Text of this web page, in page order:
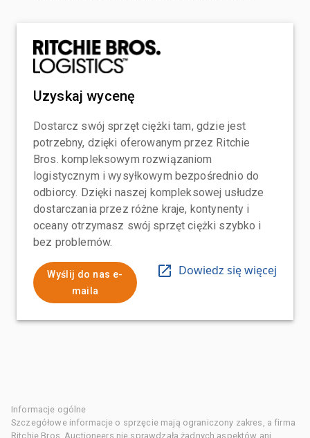
Uzyskaj wycenę
Dostarcz swój sprzęt ciężki tam, gdzie jest
potrzebny, dzięki oferowanym przez Ritchie
Bros. kompleksowym rozwiązaniom
logistycznym i wysyłkowym bezpośrednio do
odbiorcy. Dzięki naszej kompleksowej usłudze
dostarczania przez różne kraje, kontynenty i
oceany otrzymasz swój sprzęt ciężki szybko i
bez problemów.
Wyślij do nas e-
maila
Dowiedz się więcej
Informacje ogólne
Szczegółowe informacje o sprzęcie mają ograniczony zakres, a firma
Ritchie Bros. Auctioneers nie sprawdzała żadnych aspektów ani